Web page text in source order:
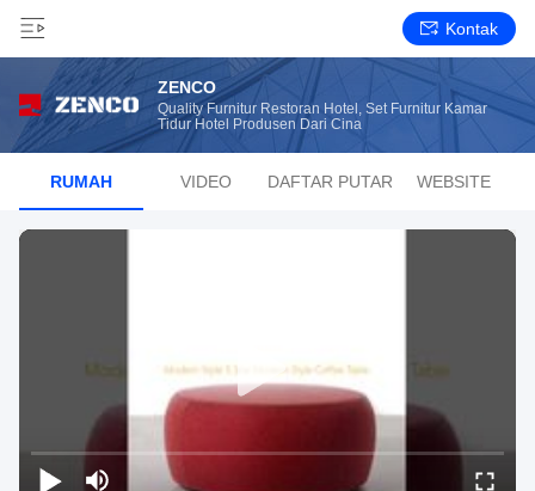
Kontak
ZENCO
Quality Furnitur Restoran Hotel, Set Furnitur Kamar
Tidur Hotel Produsen Dari Cina
RUMAH VIDEO DAFTAR PUTAR WEBSITE